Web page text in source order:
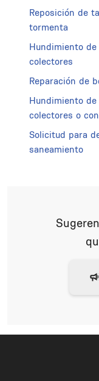
Reposición de
tormenta
Hundimiento
colectores
Reparación de
Hundimiento
colectores o
Solicitud para
saneamiento